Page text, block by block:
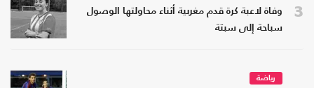
3
وفاة لاعبة كرة قدم مغربية أثناء محاولتها الوصول
سباحة إلى سبتة
رياضة